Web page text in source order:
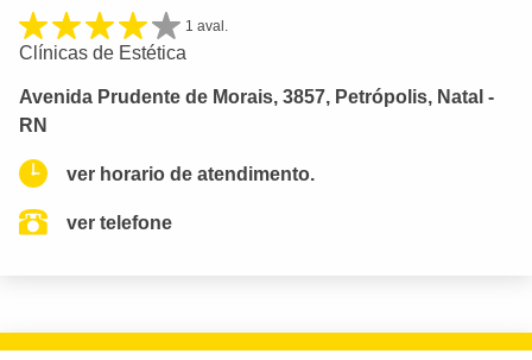
1 aval.
Clínicas de Estética
Avenida Prudente de Morais, 3857, Petrópolis, Natal -
RN
ver horario de atendimento.
ver telefone